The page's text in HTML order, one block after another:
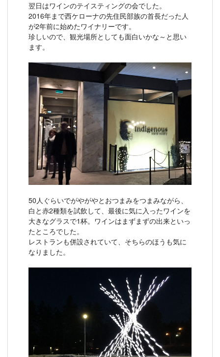
翌日はワインのテイスティングの会でした。
2016年まで西ケローナの先住民部族の首長だった人
が2年前に始めたワイナリーです。
珍しいので、観光場所としても面白いかな～と思い
ます。
50人ぐらいでがやがやとおつまみをつまみながら、
白と赤2種類を試飲して、最後に気に入ったワインを
大きなグラスで1杯。ワインはまずまずの出来といっ
たところでした。
レストランも併設されていて、そちらのほうも気に
なりました。